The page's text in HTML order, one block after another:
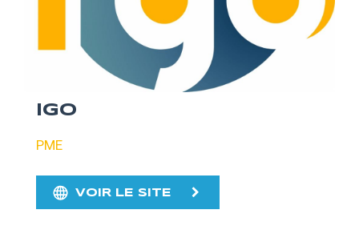
IGO
PME
VOIR LE SITE